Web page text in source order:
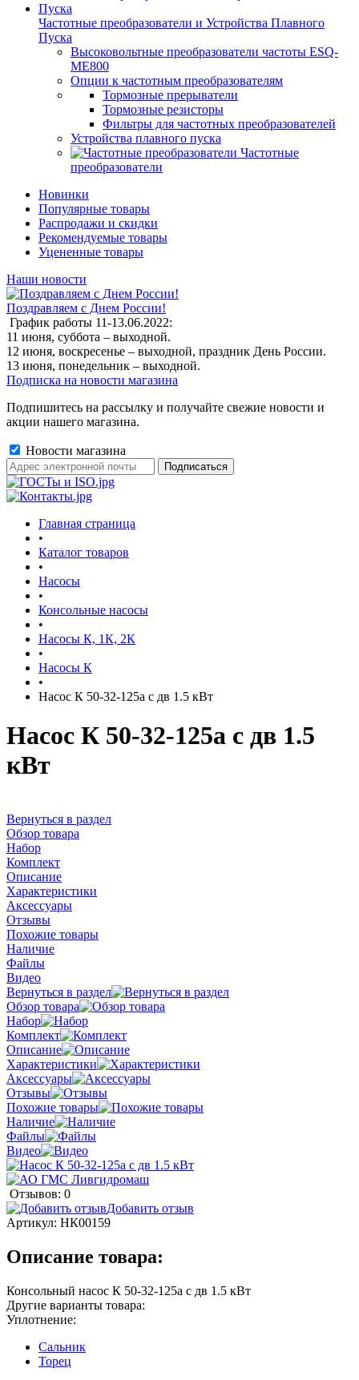
Частотные преобразователи и Устройства Плавного
Пуска
Высоковольтные преобразователи частоты ESQ-
ME800
Опции к частотным преобразователям
Тормозные прерыватели
Тормозные резисторы
Фильтры для частотных преобразователей
Устройства плавного пуска
Частотные
преобразователи
Новинки
Популярные товары
Распродажи и скидки
Рекомендуемые товары
Уцененные товары
Наши новости
Поздравляем с Днем России!
График работы 11-13.06.2022:
11 июня, суббота – выходной.
12 июня, воскресенье – выходной, праздник День России.
13 июня, понедельник – выходной.
Подписка на новости магазина
Подпишитесь на рассылку и получайте свежие новости и
акции нашего магазина.
Новости магазина
Главная страница
•
Каталог товаров
•
Насосы
•
Консольные насосы
•
Насосы К, 1К, 2К
•
Насосы К
•
Насос К 50-32-125а с дв 1.5 кВт
Насос К 50-32-125а с дв 1.5
кВт
Вернуться в раздел
Обзор товара
Набор
Комплект
Описание
Характеристики
Аксессуары
Отзывы
Похожие товары
Наличие
Файлы
Видео
Вернуться в раздел
Обзор товара
Набор
Комплект
Описание
Характеристики
Аксессуары
Отзывы
Похожие товары
Наличие
Файлы
Видео
Отзывов: 0
Добавить отзыв
Артикул: НК00159
Описание товара:
Консольный насос К 50-32-125а с дв 1.5 кВт
Другие варианты товара:
Уплотнение:
Сальник
Торец